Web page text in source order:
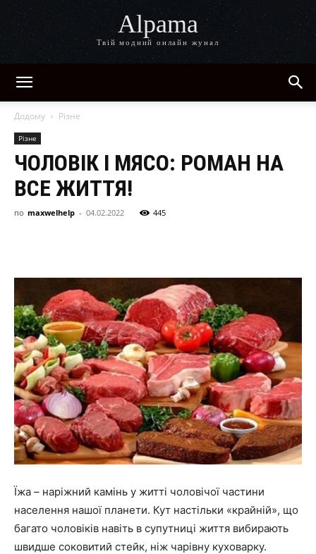
Alpama
Твій модний онлайн жунал
Додому Різне
Різне
ЧОЛОВІК І МЯСО: РОМАН НА
ВСЕ ЖИТТЯ!
по maxwelhelp - 04.02.2022 445
Їжа – наріжний камінь у житті чоловічої частини
населення нашої планети. Кут настільки «крайній», що
багато чоловіків навіть в супутниці життя вибирають
швидше соковитий стейк, ніж чарівну куховарку.